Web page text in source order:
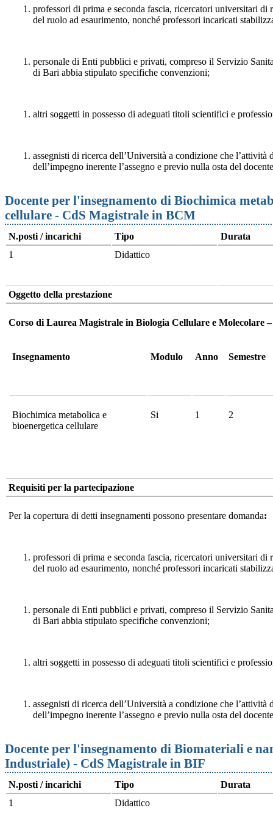
professori di prima e seconda fascia, ricercatori universitari di
del ruolo ad esaurimento, nonché professori incaricati
personale di Enti pubblici e privati, compreso il Servizio
di Bari abbia stipulato specifiche convenzioni;
altri soggetti in possesso di adeguati titoli scientifici e
assegnisti di ricerca dell’Università a condizione che l’attività
dell’impegno inerente l’assegno e previo nulla osta del
Docente per l'insegnamento di Biochimica
cellulare - CdS Magistrale in BCM
N.posti / incarichi Tipo
Durata
1
Didattico
Oggetto della prestazione
Corso di Laurea Magistrale in Biologia Cellulare e Molecolare
Insegnamento Modulo Anno Semestre
Biochimica metabolica e
bioenergetica cellulare
Si 1 2
Requisiti per la partecipazione
Per la copertura di detti insegnamenti possono presentare domanda:
professori di prima e seconda fascia, ricercatori universitari di
del ruolo ad esaurimento, nonché professori incaricati
personale di Enti pubblici e privati, compreso il Servizio
di Bari abbia stipulato specifiche convenzioni;
altri soggetti in possesso di adeguati titoli scientifici e
assegnisti di ricerca dell’Università a condizione che l’attività
dell’impegno inerente l’assegno e previo nulla osta del
Docente per l'insegnamento di Biomateriali e
Industriale) - CdS Magistrale in BIF
N.posti / incarichi Tipo
Durata
1
Didattico